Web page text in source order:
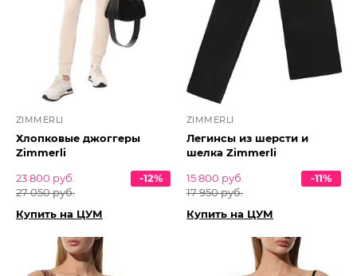
ZIMMERLI
Хлопковые джоггеры
Zimmerli
23 800 руб.
27 050 руб.
-12%
Купить на ЦУМ
ZIMMERLI
Легинсы из шерсти и
шелка Zimmerli
15 800 руб.
17 950 руб.
-11%
Купить на ЦУМ